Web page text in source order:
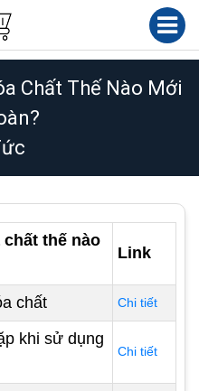
Chất Thế Nào Mới
thế nào
Link
chất Chi tiết
khi sử dụng
Chi tiết